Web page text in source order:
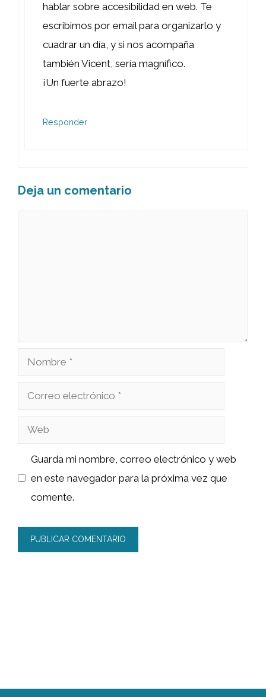
hablar sobre accesibilidad en web. Te
escribimos por email para organizarlo y
cuadrar un día, y si nos acompaña
también Vicent, sería magnífico.
¡Un fuerte abrazo!
Responder
Deja un comentario
Nombre
Correo
Web
Guarda mi nombre, correo electrónico y web
en este navegador para la próxima vez que
comente.